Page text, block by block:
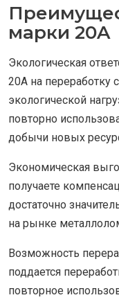
марки 20A
Экологическая
20A на переработку
экологической
повторно
добычи новых
Экономическая
получаете
достаточно
на рынке
Возможность
поддается
повторное